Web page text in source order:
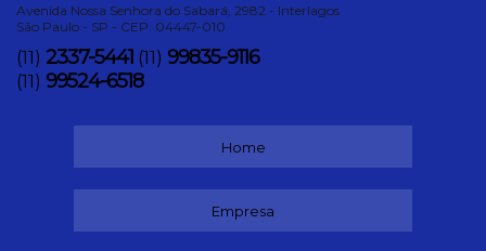
Avenida Nossa Senhora do Sabará, 2982 - Interlagos
São Paulo - SP - CEP: 04447-010
(11) 2337-5441 (11) 99835-9116
(11) 99524-6518
Home
Empresa